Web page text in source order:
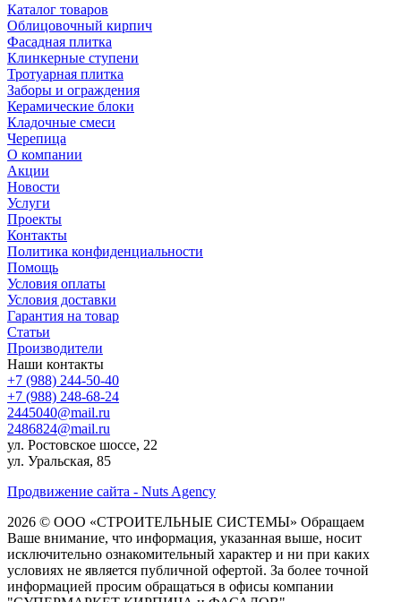
Каталог товаров
Облицовочный кирпич
Фасадная плитка
Клинкерные ступени
Тротуарная плитка
Заборы и ограждения
Керамические блоки
Кладочные смеси
Черепица
О компании
Акции
Новости
Услуги
Проекты
Контакты
Политика конфиденциальности
Помощь
Условия оплаты
Условия доставки
Гарантия на товар
Статьи
Производители
Наши контакты
+7 (988) 244-50-40
+7 (988) 248-68-24
2445040@mail.ru
2486824@mail.ru
ул. Ростовское шоссе, 22
ул. Уральская, 85
Продвижение сайта - Nuts Agency
2026 © ООО «СТРОИТЕЛЬНЫЕ СИСТЕМЫ» Обращаем
Ваше внимание, что информация, указанная выше, носит
исключительно ознакомительный характер и ни при каких
условиях не является публичной офертой. За более точной
информацией просим обращаться в офисы компании